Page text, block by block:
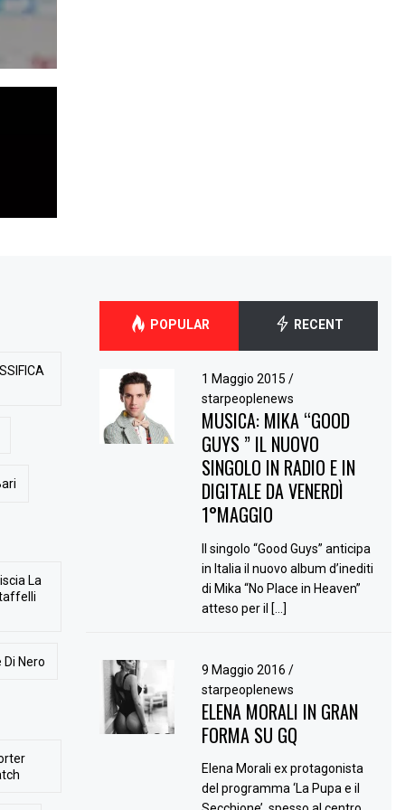
La
Nero
POPULAR RECENT
1 Maggio 2015 /
starpeoplenews
MUSICA: MIKA “GOOD
GUYS ” IL NUOVO
SINGOLO IN RADIO E IN
DIGITALE DA VENERDÌ
1°MAGGIO
Il singolo “Good Guys” anticipa
in Italia il nuovo album d’inediti
di Mika “No Place in Heaven”
atteso per il […]
9 Maggio 2016 /
starpeoplenews
ELENA MORALI IN GRAN
FORMA SU GQ
Elena Morali ex protagonista
del programma ‘La Pupa e il